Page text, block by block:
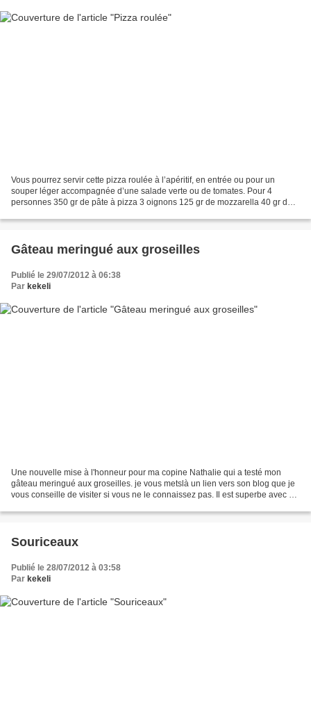
Vous pourrez servir cette pizza roulée à l’apéritif, en entrée ou pour un
souper léger accompagnée d’une salade verte ou de tomates. Pour 4
personnes 350 gr de pâte à pizza 3 oignons 125 gr de mozzarella 40 gr de
Gâteau meringué aux groseilles
Publié le 29/07/2012 à 06:38
Par kekeli
Une nouvelle mise à l'honneur pour ma copine Nathalie qui a testé mon
gâteau meringué aux groseilles. je vous metslà un lien vers son blog que je
vous conseille de visiter si vous ne le connaissez pas. Il est superbe avec de
Souriceaux
Publié le 28/07/2012 à 03:58
Par kekeli